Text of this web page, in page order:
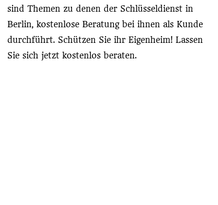
sind Themen zu denen der Schlüsseldienst in
Berlin, kostenlose Beratung bei ihnen als Kunde
durchführt. Schützen Sie ihr Eigenheim! Lassen
Sie sich jetzt kostenlos beraten.